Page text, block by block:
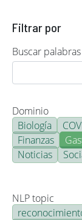
Filtrar por
Buscar
Dominio
Biología
Finanzas
Noticias
NLP topic